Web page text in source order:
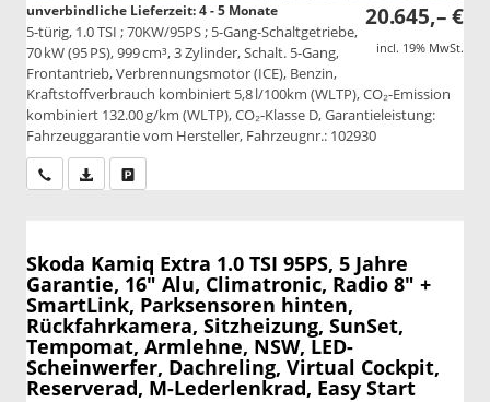
20.645,– €
incl. 19% MwSt.
unverbindliche Lieferzeit: 4 - 5 Monate
5-türig, 1.0 TSI ; 70KW/95PS ; 5-Gang-Schaltgetriebe,
70 kW (95 PS), 999 cm³, 3 Zylinder, Schalt. 5-Gang,
Frontantrieb, Verbrennungsmotor (ICE), Benzin,
Kraftstoffverbrauch kombiniert 5,8 l/100km (WLTP), CO₂-Emission
kombiniert 132.00 g/km (WLTP), CO₂-Klasse D, Garantieleistung:
Fahrzeuggarantie vom Hersteller, Fahrzeugnr.: 102930
Wir rufen Sie anPDF-Datei, Fahrzeugexposé drucken
Skoda Kamiq Extra 1.0 TSI 95PS, 5 Jahre
Garantie, 16" Alu, Climatronic, Radio 8" +
SmartLink, Parksensoren hinten,
Rückfahrkamera, Sitzheizung, SunSet,
Tempomat, Armlehne, NSW, LED-
Scheinwerfer, Dachreling, Virtual Cockpit,
Reserverad, M-Lederlenkrad, Easy Start